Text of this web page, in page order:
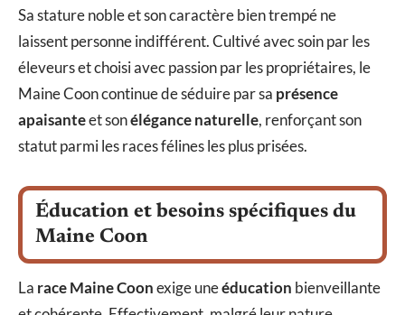
Sa stature noble et son caractère bien trempé ne
laissent personne indifférent. Cultivé avec soin par les
éleveurs et choisi avec passion par les propriétaires, le
Maine Coon continue de séduire par sa présence
apaisanteet sonélégance naturelle, renforçant son
statut parmi les races félines les plus prisées.
Éducation et besoins spécifiques du
Maine Coon
La race Maine Coonexige uneéducation bienveillante